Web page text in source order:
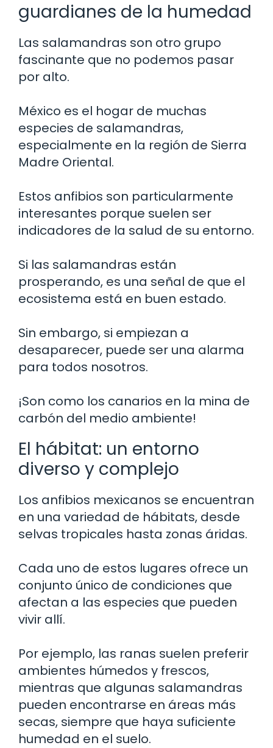
guardianes de la humedad
Las salamandras son otro grupo
fascinante que no podemos pasar
por alto.
México es el hogar de muchas
especies de salamandras,
especialmente en la región de Sierra
Madre Oriental.
Estos anfibios son particularmente
interesantes porque suelen ser
indicadores de la salud de su entorno.
Si las salamandras están
prosperando, es una señal de que el
ecosistema está en buen estado.
Sin embargo, si empiezan a
desaparecer, puede ser una alarma
para todos nosotros.
¡Son como los canarios en la mina de
carbón del medio ambiente!
El hábitat: un entorno
diverso y complejo
Los anfibios mexicanos se encuentran
en una variedad de hábitats, desde
selvas tropicales hasta zonas áridas.
Cada uno de estos lugares ofrece un
conjunto único de condiciones que
afectan a las especies que pueden
vivir allí.
Por ejemplo, las ranas suelen preferir
ambientes húmedos y frescos,
mientras que algunas salamandras
pueden encontrarse en áreas más
secas, siempre que haya suficiente
humedad en el suelo.